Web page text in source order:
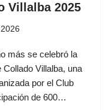
Villalba 2025
más se celebró la
Villalba, una
por el Club
de 600…